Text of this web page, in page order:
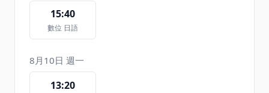
15:40
數位 日語
8月10日 週一
13:20